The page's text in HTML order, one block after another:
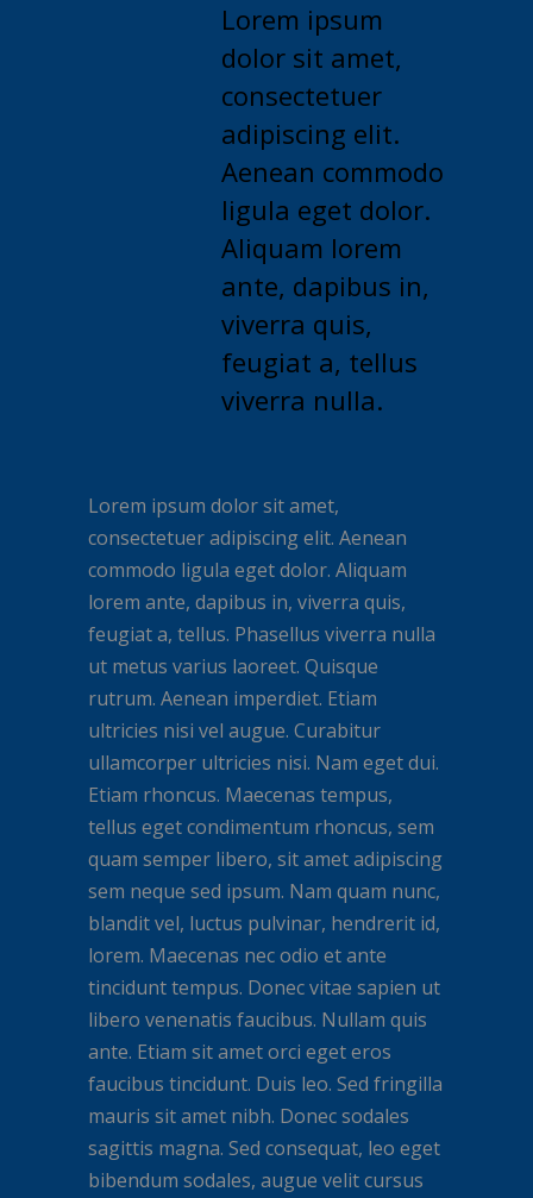
Lorem ipsum
dolor sit amet,
consectetuer
adipiscing elit.
Aenean commodo
ligula eget dolor.
Aliquam lorem
ante, dapibus in,
viverra quis,
feugiat a, tellus
viverra nulla.
Lorem ipsum dolor sit amet,
consectetuer adipiscing elit. Aenean
commodo ligula eget dolor. Aliquam
lorem ante, dapibus in, viverra quis,
feugiat a, tellus. Phasellus viverra nulla
ut metus varius laoreet. Quisque
rutrum. Aenean imperdiet. Etiam
ultricies nisi vel augue. Curabitur
ullamcorper ultricies nisi. Nam eget dui.
Etiam rhoncus. Maecenas tempus,
tellus eget condimentum rhoncus, sem
quam semper libero, sit amet adipiscing
sem neque sed ipsum. Nam quam nunc,
blandit vel, luctus pulvinar, hendrerit id,
lorem. Maecenas nec odio et ante
tincidunt tempus. Donec vitae sapien ut
libero venenatis faucibus. Nullam quis
ante. Etiam sit amet orci eget eros
faucibus tincidunt. Duis leo. Sed fringilla
mauris sit amet nibh. Donec sodales
sagittis magna. Sed consequat, leo eget
bibendum sodales, augue velit cursus